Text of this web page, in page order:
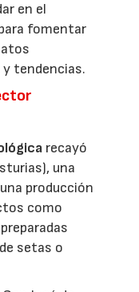
en el
fomentar
tendencias.
recayó
una
producción
como
setas o